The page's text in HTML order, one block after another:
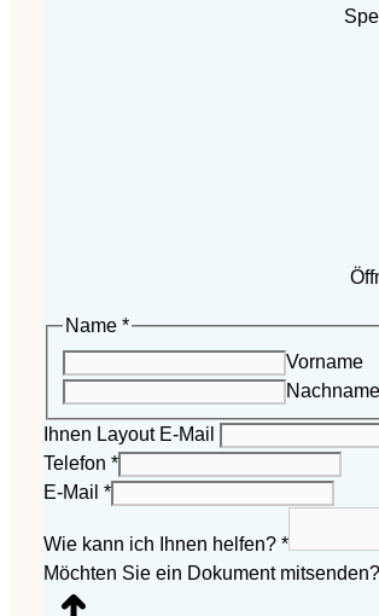
Name *
Vorname
Nachname
Ihnen Layout E-Mail
Telefon *
E-Mail *
Wie kann ich Ihnen helfen? *
Möchten Sie ein Dokument mitsenden?